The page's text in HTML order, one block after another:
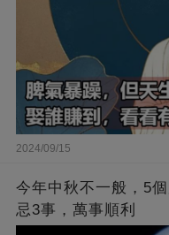
2024/09/15
今年中秋不一般，5
忌3事，萬事順利